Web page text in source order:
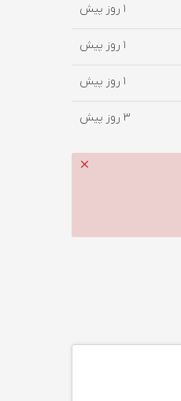
1 روز پیش
1 روز پیش
1 روز پیش
3 روز پیش